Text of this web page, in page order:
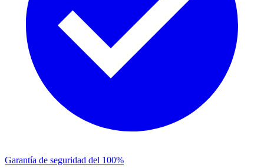
Garantía de seguridad del 100%